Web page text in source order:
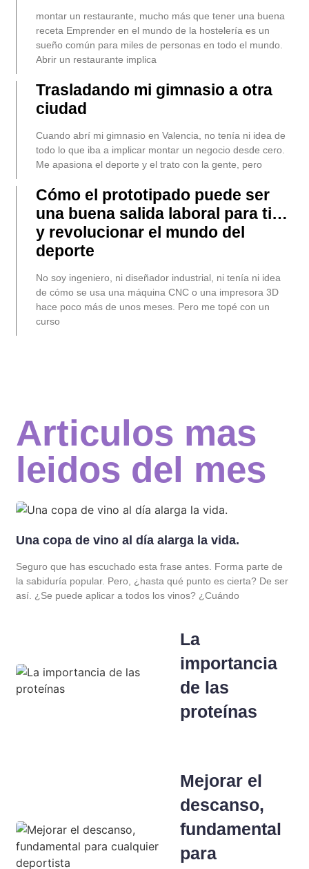
montar un restaurante, mucho más que tener una buena
receta Emprender en el mundo de la hostelería es un
sueño común para miles de personas en todo el mundo.
Abrir un restaurante implica
Trasladando mi gimnasio a otra
ciudad
Cuando abrí mi gimnasio en Valencia, no tenía ni idea de
todo lo que iba a implicar montar un negocio desde cero.
Me apasiona el deporte y el trato con la gente, pero
Cómo el prototipado puede ser
una buena salida laboral para ti…
y revolucionar el mundo del
deporte
No soy ingeniero, ni diseñador industrial, ni tenía ni idea
de cómo se usa una máquina CNC o una impresora 3D
hace poco más de unos meses. Pero me topé con un
curso
Articulos mas
leidos del mes
Una copa de vino al día alarga la vida.
Seguro que has escuchado esta frase antes. Forma parte de
la sabiduría popular. Pero, ¿hasta qué punto es cierta? De ser
así. ¿Se puede aplicar a todos los vinos? ¿Cuándo
La
importancia
de las
proteínas
Mejorar el
descanso,
fundamental
para